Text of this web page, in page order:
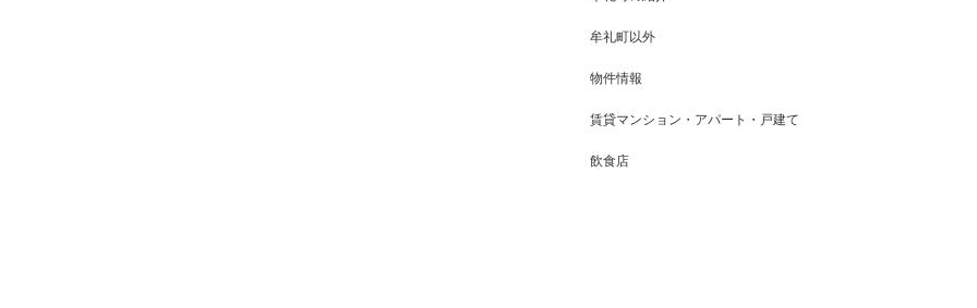
牟礼町以外
物件情報
賃貸マンション・アパート・戸建て
飲食店